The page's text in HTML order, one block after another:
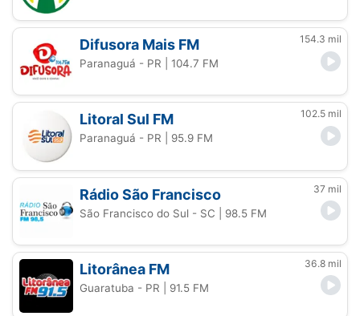
Difusora Mais FM 154.3 mil
Paranaguá - PR | 104.7 FM
Litoral Sul FM 102.5 mil
Paranaguá - PR | 95.9 FM
Rádio São Francisco 37 mil
São Francisco do Sul - SC | 98.5 FM
Litorânea FM 36.8 mil
Guaratuba - PR | 91.5 FM